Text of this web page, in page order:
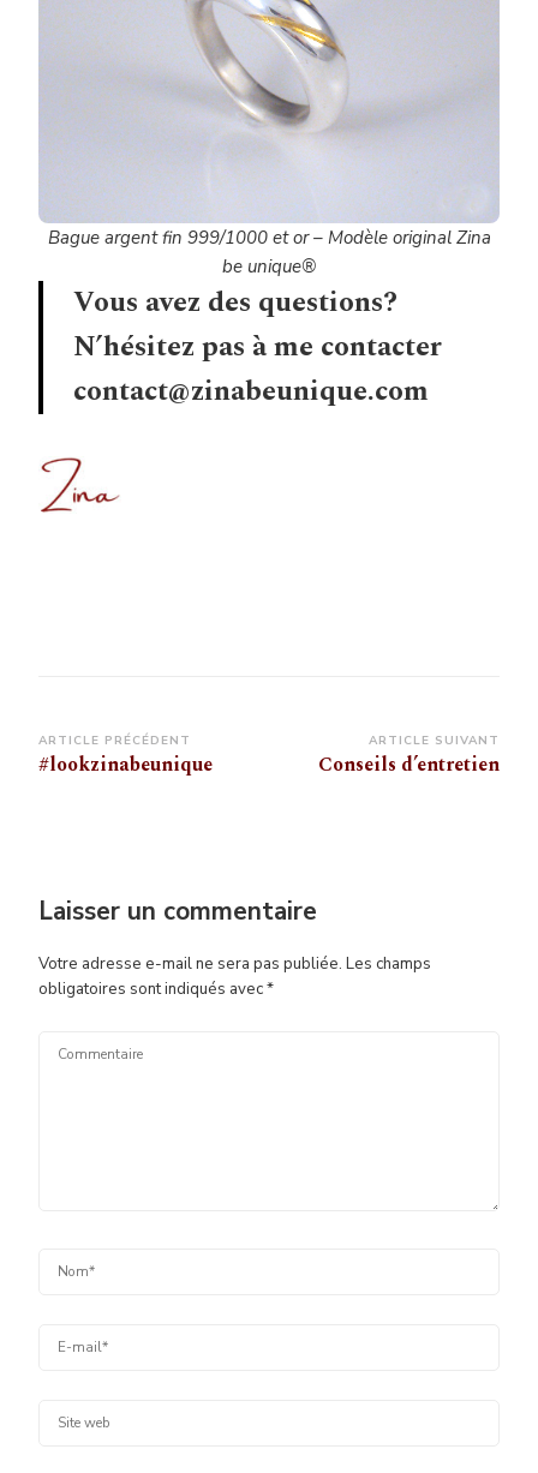
Bague argent fin 999/1000 et or – Modèle original Zina
be unique®
Vous avez des questions?
N’hésitez pas à me contacter
contact@zinabeunique.com
Navigation
d’article
ARTICLE PRÉCÉDENT
#lookzinabeunique
ARTICLE SUIVANT
Conseils d’entretien
Laisser un commentaire
Votre adresse e-mail ne sera pas publiée. Les champs
obligatoires sont indiqués avec*